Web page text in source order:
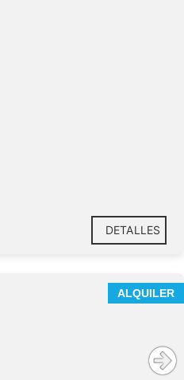
DETALLES
ALQUILER
en Fuentelucha con